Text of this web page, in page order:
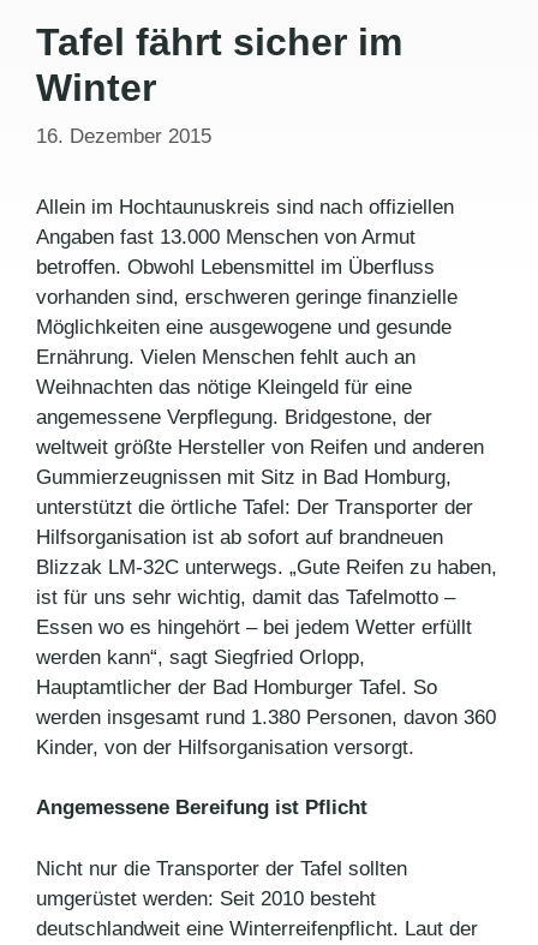
Tafel fährt sicher im
Winter
16. Dezember 2015
Allein im Hochtaunuskreis sind nach offiziellen
Angaben fast 13.000 Menschen von Armut
betroffen. Obwohl Lebensmittel im Überfluss
vorhanden sind, erschweren geringe finanzielle
Möglichkeiten eine ausgewogene und gesunde
Ernährung. Vielen Menschen fehlt auch an
Weihnachten das nötige Kleingeld für eine
angemessene Verpflegung. Bridgestone, der
weltweit größte Hersteller von Reifen und anderen
Gummierzeugnissen mit Sitz in Bad Homburg,
unterstützt die örtliche Tafel: Der Transporter der
Hilfsorganisation ist ab sofort auf brandneuen
Blizzak LM-32C unterwegs. „Gute Reifen zu haben,
ist für uns sehr wichtig, damit das Tafelmotto –
Essen wo es hingehört – bei jedem Wetter erfüllt
werden kann“, sagt Siegfried Orlopp,
Hauptamtlicher der Bad Homburger Tafel. So
werden insgesamt rund 1.380 Personen, davon 360
Kinder, von der Hilfsorganisation versorgt.
Angemessene Bereifung ist Pflicht
Nicht nur die Transporter der Tafel sollten
umgerüstet werden: Seit 2010 besteht
deutschlandweit eine Winterreifenpflicht. Laut der